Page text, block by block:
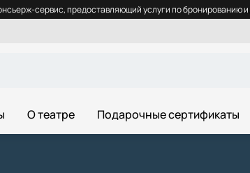
сервис, предоставляющий услуги по бронированию и
О театре Подарочные сертификаты